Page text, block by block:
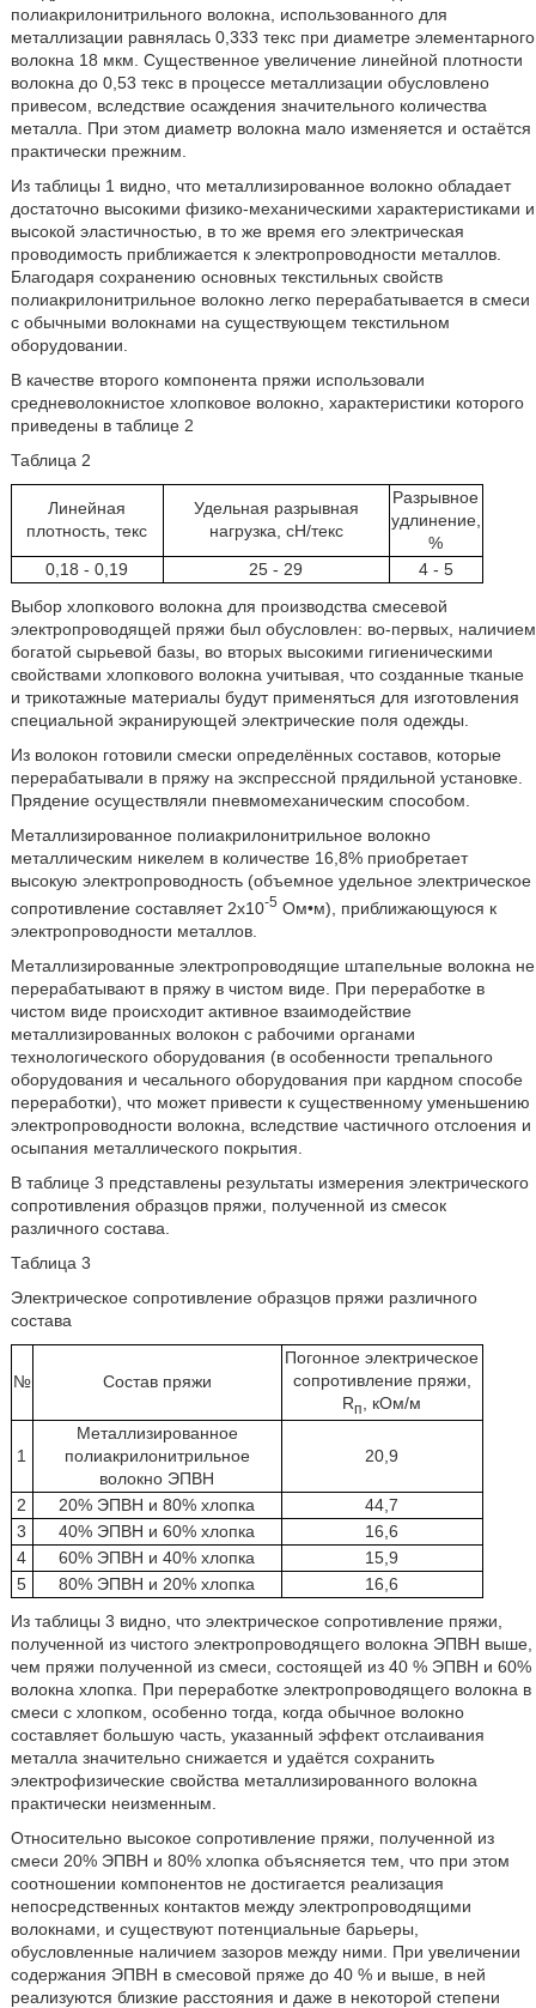
полиакрилонитрильного волокна, использованного для
металлизации равнялась 0,333 текс при диаметре элементарного
волокна 18 мкм. Существенное увеличение линейной плотности
волокна до 0,53 текс в процессе металлизации обусловлено
привесом, вследствие осаждения значительного количества
металла. При этом диаметр волокна мало изменяется и остаётся
практически прежним.
Из таблицы 1 видно, что металлизированное волокно обладает
достаточно высокими физико-механическими характеристиками и
высокой эластичностью, в то же время его электрическая
проводимость приближается к электропроводности металлов.
Благодаря сохранению основных текстильных свойств
полиакрилонитрильное волокно легко перерабатывается в смеси
с обычными волокнами на существующем текстильном
оборудовании.
В качестве второго компонента пряжи использовали
средневолокнистое хлопковое волокно, характеристики которого
приведены в таблице 2
Таблица 2
Линейная
плотность, текс
Удельная разрывная
нагрузка, сН/текс
Разрывное
удлинение,
%
0,18 - 0,19
25 - 29
4 - 5
Выбор хлопкового волокна для производства смесевой
электропроводящей пряжи был обусловлен: во-первых, наличием
богатой сырьевой базы, во вторых высокими гигиеническими
свойствами хлопкового волокна учитывая, что созданные тканые
и трикотажные материалы будут применяться для изготовления
специальной экранирующей электрические поля одежды.
Из волокон готовили смески определённых составов, которые
перерабатывали в пряжу на экспрессной прядильной установке.
Прядение осуществляли пневмомеханическим способом.
Металлизированное полиакрилонитрильное волокно
металлическим никелем в количестве 16,8% приобретает
высокую электропроводность (объемное удельное электрическое
сопротивление составляет 2х10-5 Ом•м), приближающуюся к
электропроводности металлов.
Металлизированные электропроводящие штапельные волокна не
перерабатывают в пряжу в чистом виде. При переработке в
чистом виде происходит активное взаимодействие
металлизированных волокон с рабочими органами
технологического оборудования (в особенности трепального
оборудования и чесального оборудования при кардном способе
переработки), что может привести к существенному уменьшению
электропроводности волокна, вследствие частичного отслоения и
осыпания металлического покрытия.
В таблице 3 представлены результаты измерения электрического
сопротивления образцов пряжи, полученной из смесок
различного состава.
Таблица 3
Электрическое сопротивление образцов пряжи различного
состава
№ Состав пряжи
Погонное электрическое
сопротивление пряжи,
Rп , кOм/м
1
Металлизированное
полиакрилонитрильное
волокно ЭПВН
20,9
2 20% ЭПВН и 80% хлопка
44,7
3
40% ЭПВН и 60% хлопка
16,6
4
60% ЭПВН и 40% хлопка
15,9
5
80% ЭПВН и 20% хлопка
16,6
Из таблицы 3 видно, что электрическое сопротивление пряжи,
полученной из чистого электропроводящего волокна ЭПВН выше,
чем пряжи полученной из смеси, состоящей из 40 % ЭПВН и 60%
волокна хлопка. При переработке электропроводящего волокна в
смеси с хлопком, особенно тогда, когда обычное волокно
составляет большую часть, указанный эффект отслаивания
металла значительно снижается и удаётся сохранить
электрофизические свойства металлизированного волокна
практически неизменным.
Относительно высокое сопротивление пряжи, полученной из
смеси 20% ЭПВН и 80% хлопка объясняется тем, что при этом
соотношении компонентов не достигается реализация
непосредственных контактов между электропроводящими
волокнами, и существуют потенциальные барьеры,
обусловленные наличием зазоров между ними. При увеличении
содержания ЭПВН в смесовой пряже до 40 % и выше, в ней
реализуются близкие расстояния и даже в некоторой степени